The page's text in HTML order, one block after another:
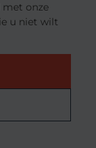
onze
u niet wilt